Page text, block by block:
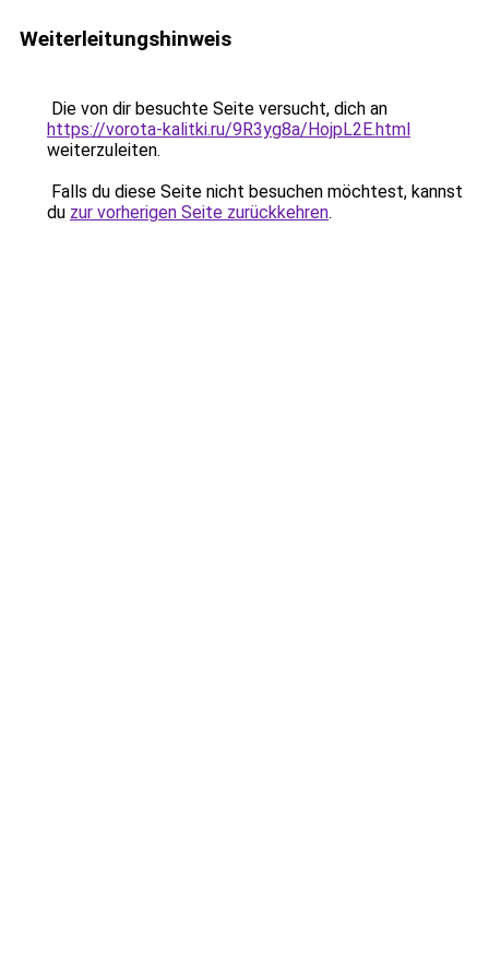
Weiterleitungshinweis
Die von dir besuchte Seite versucht, dich an
https://vorota-kalitki.ru/9R3yg8a/HojpL2E.html
weiterzuleiten.
Falls du diese Seite nicht besuchen möchtest, kannst
du zur vorherigen Seite zurückkehren.